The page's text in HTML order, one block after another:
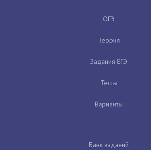
ОГЭ
Теория
Задания ЕГЭ
Тесты
Варианты
Банк заданий